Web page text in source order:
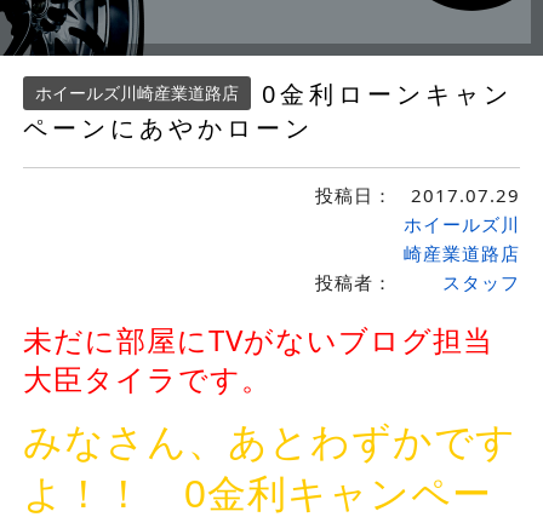
ホイールズ川崎産業道路店
0金利ローンキャン
ペーンにあやかローン
投稿日： 2017.07.29
投稿者：
ホイールズ川
崎産業道路店
スタッフ
未だに部屋にTVがないブログ担当
大臣タイラです。
みなさん、あとわずかです
よ！！ 0金利キャンペー